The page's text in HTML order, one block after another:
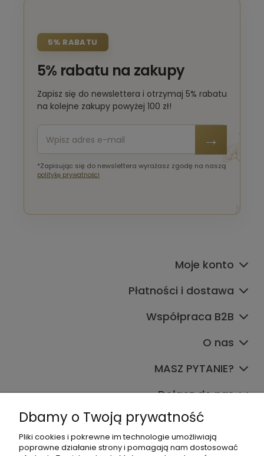
5% RABATU
5% rabatu na zakupy
Zapisz się do newslettera i otrzymaj 5% rabatu
na kolejne zakupy powyżej 100 zł!
*Zapisując się do newslettera wyrażasz zgodę na naszą
politykę prywatności
Moje konto
Płatności i dostawa
Współpraca B2B
O nas
MASZ PYTANIE?
Dołącz do nas
Dbamy o Twoją prywatność
Pliki cookies i pokrewne im technologie umożliwiają
poprawne działanie strony i pomagają nam dostosować